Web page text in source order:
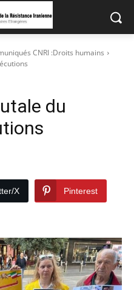
CNRI :Droits humains
du
X Pinterest